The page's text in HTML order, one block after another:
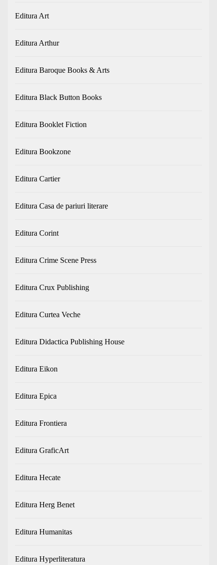
Editura Art
Editura Arthur
Editura Baroque Books & Arts
Editura Black Button Books
Editura Booklet Fiction
Editura Bookzone
Editura Cartier
Editura Casa de pariuri literare
Editura Corint
Editura Crime Scene Press
Editura Crux Publishing
Editura Curtea Veche
Editura Didactica Publishing House
Editura Eikon
Editura Epica
Editura Frontiera
Editura GraficArt
Editura Hecate
Editura Herg Benet
Editura Humanitas
Editura Hyperliteratura